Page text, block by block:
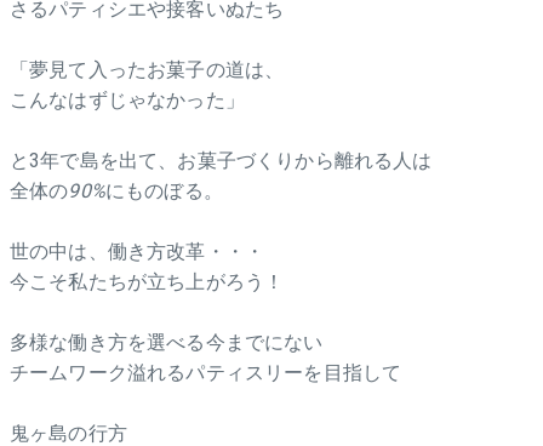
さるパティシエや接客いぬたち
「夢見て入ったお菓子の道は、
こんなはずじゃなかった」
と3年で島を出て、お菓子づくりから離れる人は
全体の90%にものぼる。
世の中は、働き方改革・・・
今こそ私たちが立ち上がろう！
多様な働き方を選べる今までにない
チームワーク溢れるパティスリーを目指して
鬼ヶ島の行方